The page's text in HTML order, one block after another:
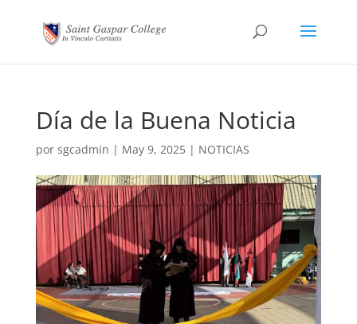
Día de la Buena Noticia
por sgcadmin | May 9, 2025| NOTICIAS